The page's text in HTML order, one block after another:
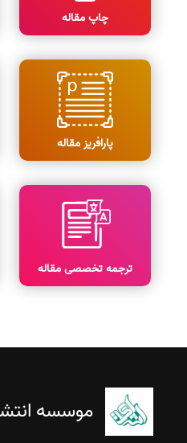
چاپ مقاله
پارافریز مقاله
ترجمه تخصصی مقاله
موسسه